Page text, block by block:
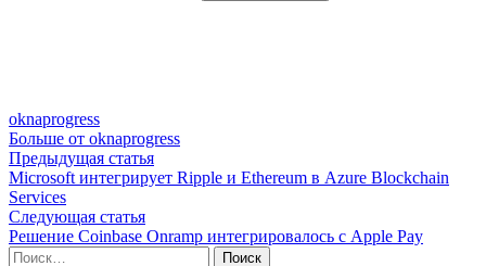
oknaprogress
Больше от oknaprogress
Навигация
по
записям
Предыдущая статьяПредыдущая
статья:
Microsoft интегрирует Ripple и Ethereum в Azure Blockchain
Services
Следующая статьяСледующая
статья:
Решение Coinbase Onramp интегрировалось с Apple Pay
Найти: